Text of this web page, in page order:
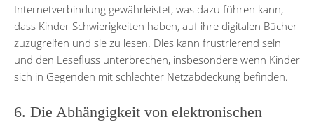
Internetverbindung gewährleistet, was dazu führen kann,
dass Kinder Schwierigkeiten haben, auf ihre digitalen Bücher
zuzugreifen und sie zu lesen. Dies kann frustrierend sein
und den Lesefluss unterbrechen, insbesondere wenn Kinder
sich in Gegenden mit schlechter Netzabdeckung befinden.
6. Die Abhängigkeit von elektronischen